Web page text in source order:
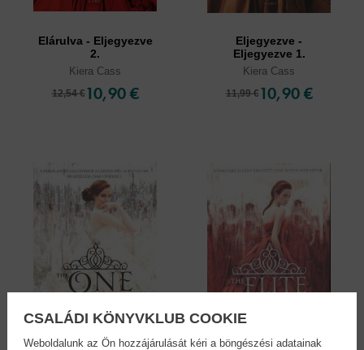
Elárulva - Eljegyezve
2.
Kiera Cass
12,54 € 10,90 €
Eljegyezve -
Eljegyezve 1.
Kiera Cass
11,99 € 10,90 €
CSALÁDI KÖNYVKLUB COOKIE
Weboldalunk az Ön hozzájárulását kéri a böngészési adatainak